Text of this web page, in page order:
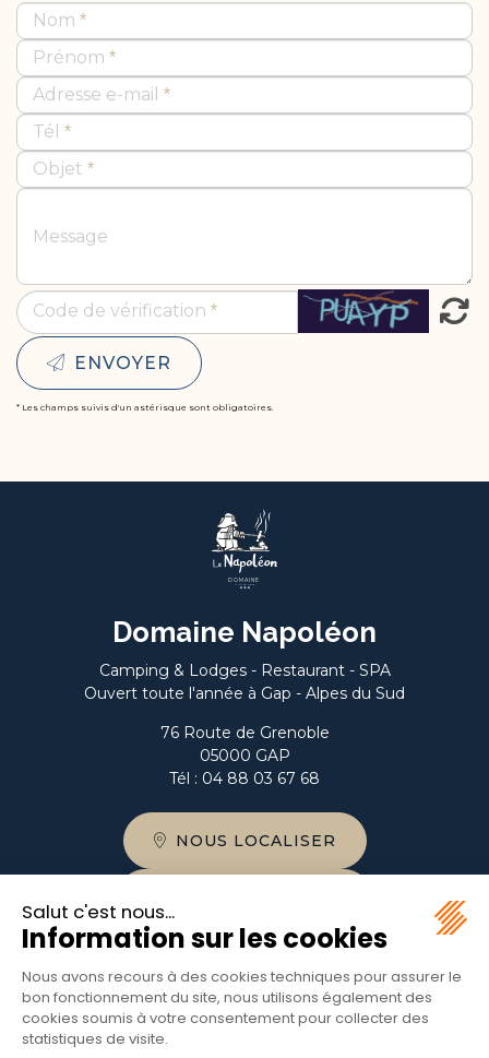
Nom
Prénom
Adresse e-mail
Tél
Objet
Message
Code de vérification
ENVOYER
* Les champs suivis d'un astérisque sont obligatoires.
DOMAINE
Domaine Napoléon
Camping & Lodges - Restaurant - SPA
Ouvert toute l'année à Gap - Alpes du Sud
76 Route de Grenoble
05000 GAP
Tél : 04 88 03 67 68
NOUS LOCALISER
PLAN DU DOMAINE